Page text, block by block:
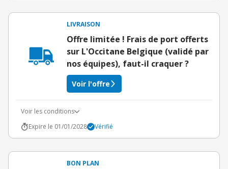
LIVRAISON
Offre limitée ! Frais de port offerts
sur L'Occitane Belgique (validé par
nos équipes), faut-il craquer ?
Voir l'offre
Voir les conditions
Expire le 01/01/2028
Vérifié
BON PLAN